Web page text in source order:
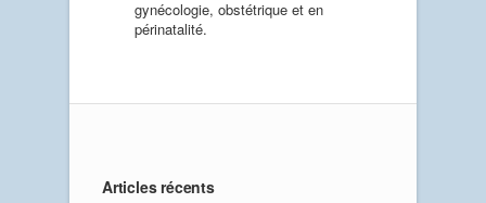
gynécologie, obstétrique et en
périnatalité.
Articles récents